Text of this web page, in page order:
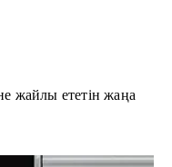
жайлы ететін жаңа